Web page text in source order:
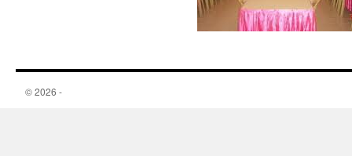
© 2026 -